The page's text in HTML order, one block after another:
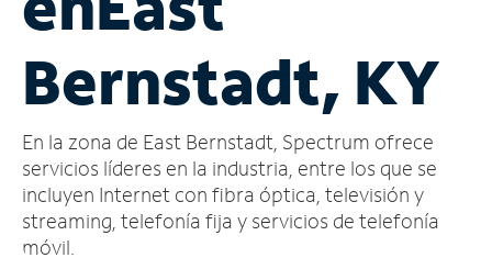
cuenta
Encuentra
tienda
Bernstadt, KY
En la zona de East Bernstadt, Spectrum ofrece
servicios líderes en la industria, entre los que se
incluyen Internet con fibra óptica, televisión y
streaming, telefonía fija y servicios de telefonía
móvil.